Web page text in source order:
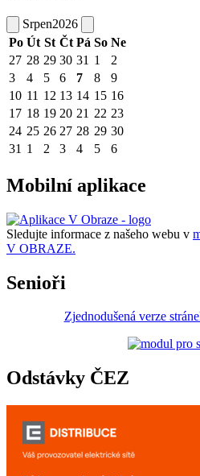
Srpen2026
Po Út St Čt Pá So Ne
27 28 29 30 31 1
2
3
4 5 6 7 8
9
10 11 12 13 14 15 16
17 18 19 20 21 22 23
24 25 26 27 28 29 30
31 1 2 3 4 5 6
Mobilní aplikace
Sledujte informace z našeho webu v
V OBRAZE.
Senioři
Zjednodušená verze
Odstávky ČEZ